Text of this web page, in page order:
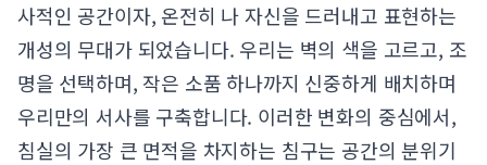
사적인 공간이자, 온전히 나 자신을 드러내고 표현하는
개성의 무대가 되었습니다. 우리는 벽의 색을 고르고, 조
명을 선택하며, 작은 소품 하나까지 신중하게 배치하며
우리만의 서사를 구축합니다. 이러한 변화의 중심에서,
침실의 가장 큰 면적을 차지하는 침구는 공간의 분위기